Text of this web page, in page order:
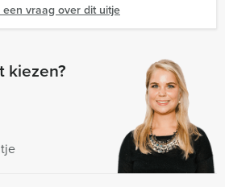
een vraag over dit uitje
kiezen?